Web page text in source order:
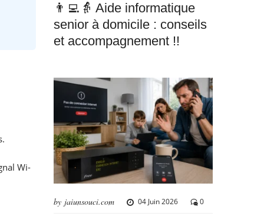
Wi-
👨‍💻👵 Aide informatique
senior à domicile : conseils
et accompagnement !!
by jaiunsouci.com 04 Juin 2026 0